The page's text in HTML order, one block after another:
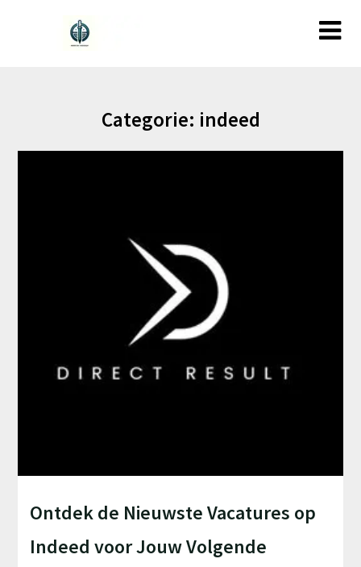
Categorie: indeed
Ontdek de Nieuwste Vacatures op
Indeed voor Jouw Volgende